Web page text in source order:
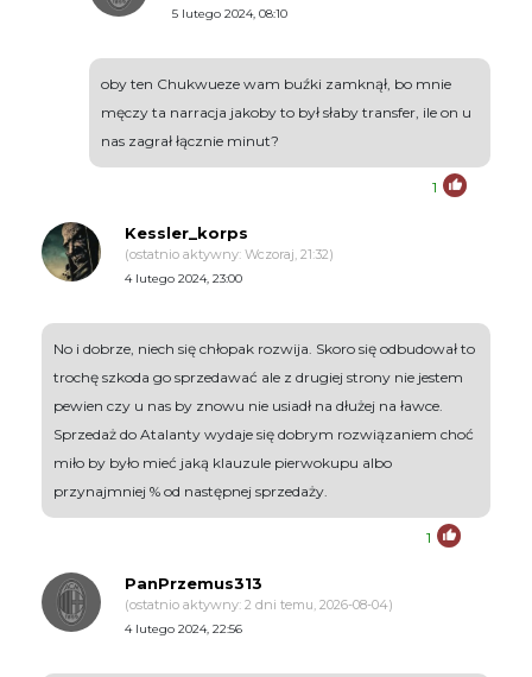
5 lutego 2024, 08:10
oby ten Chukwueze wam buźki zamknął, bo mnie
męczy ta narracja jakoby to był słaby transfer, ile on u
nas zagrał łącznie minut?
1
Kessler_korps
(ostatnio aktywny: Wczoraj, 21:32)
4 lutego 2024, 23:00
No i dobrze, niech się chłopak rozwija. Skoro się odbudował to
trochę szkoda go sprzedawać ale z drugiej strony nie jestem
pewien czy u nas by znowu nie usiadł na dłużej na ławce.
Sprzedaż do Atalanty wydaje się dobrym rozwiązaniem choć
miło by było mieć jaką klauzule pierwokupu albo
przynajmniej % od następnej sprzedaży.
1
PanPrzemus313
(ostatnio aktywny: 2 dni temu, 2026-08-04)
4 lutego 2024, 22:56